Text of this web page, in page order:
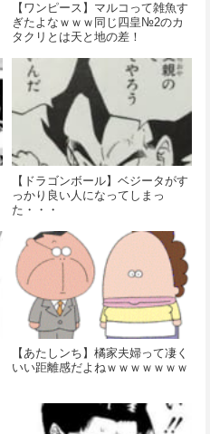
【ワンピース】マルコって雑魚す
ぎたよなｗｗｗ同じ四皇№2のカ
タクリとは天と地の差！
【ドラゴンボール】ベジータがす
っかり良い人になってしまっ
た・・・
【あたしンち】橘家夫婦って凄く
いい距離感だよねｗｗｗｗｗｗｗ